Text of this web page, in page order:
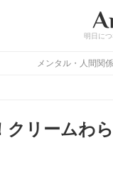
明日に
メンタル・人間関係
リームわ